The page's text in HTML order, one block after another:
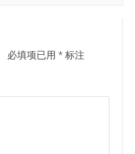
必填项已用* 标注